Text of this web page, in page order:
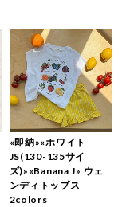
«即納»«ホワイト
JS(130-135サイ
ズ)»«Banana J» ウェ
ンディトップス
2colors